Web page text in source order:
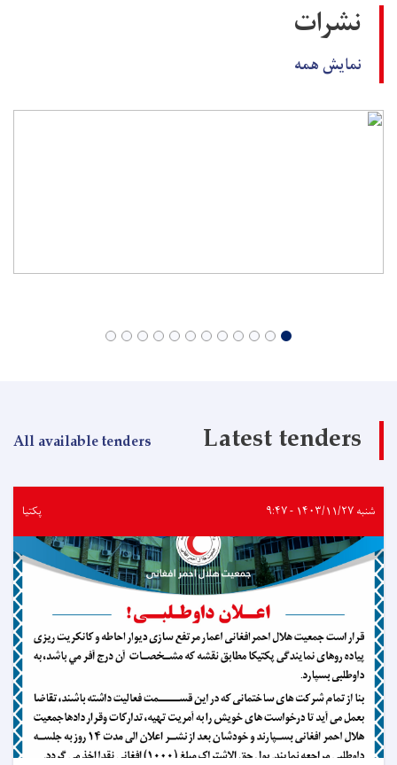
نشرات
نمایش همه
Latest tenders
All available tenders
شنبه ۱۴۰۳/۱۱/۲۷ - ۹:۴۷ پکتیا